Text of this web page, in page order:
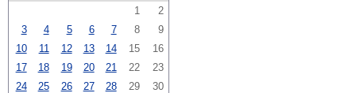
1
2
3
4 5 6 7 8
9
10
11 12 13 14 15
16
17
18 19 20 21 22
23
24
25 26 27 28 29
30